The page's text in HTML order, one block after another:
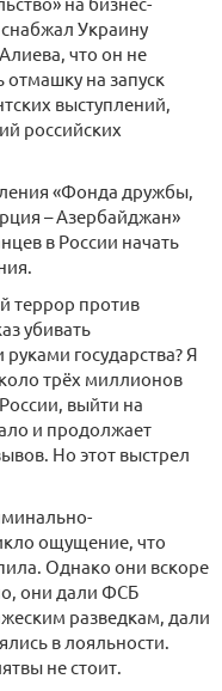
Украину
что он не
отмашку на запуск
выступлений,
российских
«Фонда дружбы,
– Азербайджан»
в России начать
террор против
убивать
государства? Я
трёх миллионов
выйти на
и продолжает
Но этот выстрел
ощущение, что
Однако они вскоре
они дали ФСБ
разведкам, дали
в лояльности.
не стоит.